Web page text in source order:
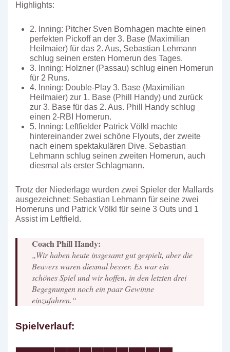
Highlights:
2. Inning: Pitcher Sven Bornhagen machte einen
perfekten Pickoff an der 3. Base (Maximilian
Heilmaier) für das 2. Aus, Sebastian Lehmann
schlug seinen ersten Homerun des Tages.
3. Inning: Holzner (Passau) schlug einen Homerun
für 2 Runs.
4. Inning: Double-Play 3. Base (Maximilian
Heilmaier) zur 1. Base (Phill Handy) und zurück
zur 3. Base für das 2. Aus. Phill Handy schlug
einen 2-RBI Homerun.
5. Inning: Leftfielder Patrick Völkl machte
hintereinander zwei schöne Flyouts, der zweite
nach einem spektakulären Dive. Sebastian
Lehmann schlug seinen zweiten Homerun, auch
diesmal als erster Schlagmann.
Trotz der Niederlage wurden zwei Spieler der Mallards
ausgezeichnet: Sebastian Lehmann für seine zwei
Homeruns und Patrick Völkl für seine 3 Outs und 1
Assist im Leftfield.
Coach Phill Handy:
„Wir haben heute insgesamt gut gespielt, aber die
Beavers waren diesmal besser. Es war ein
schönes Spiel und wir hoffen, in den letzten drei
Begegnungen noch ein paar Gewinne
einzufahren.“
Spielverlauf: